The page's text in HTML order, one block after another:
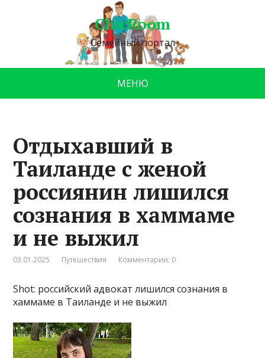
ChicRoom
Семейный портал
МЕНЮ
Отдыхавший в
Таиланде с женой
россиянин лишился
сознания в хаммаме
и не выжил
03.01.2025 Путешествия Комментарии: 0
Shot: российский адвокат лишился сознания в
хаммаме в Таиланде и не выжил